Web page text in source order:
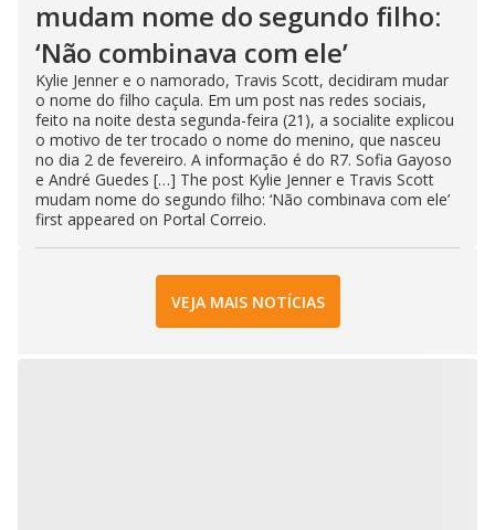
mudam nome do segundo filho:
‘Não combinava com ele’
Kylie Jenner e o namorado, Travis Scott, decidiram mudar
o nome do filho caçula. Em um post nas redes sociais,
feito na noite desta segunda-feira (21), a socialite explicou
o motivo de ter trocado o nome do menino, que nasceu
no dia 2 de fevereiro. A informação é do R7. Sofia Gayoso
e André Guedes […] The post Kylie Jenner e Travis Scott
mudam nome do segundo filho: ‘Não combinava com ele’
first appeared on Portal Correio.
VEJA MAIS NOTÍCIAS